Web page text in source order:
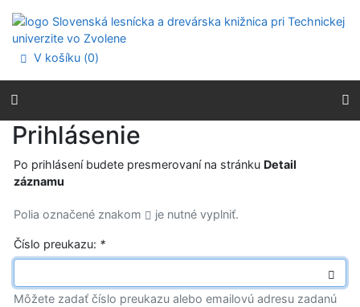
Prejsť na menu
Prehlásenie o webovej prístupnosti
V košíku (0)
Prihlásenie
Po prihlásení budete presmerovaní na stránku Detail
záznamu
Polia označené znakom je nutné vyplniť.
Číslo preukazu: *
Môžete zadať číslo preukazu alebo emailovú adresu zadanú